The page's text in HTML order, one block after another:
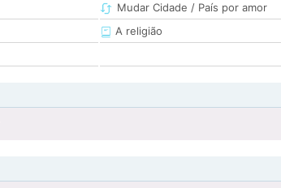
Mudar Cidade / País por amor
A religião